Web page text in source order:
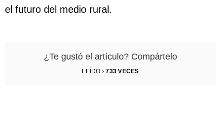
el futuro del medio rural.
¿Te gustó el artículo? Compártelo
LEÍDO ›733 VECES